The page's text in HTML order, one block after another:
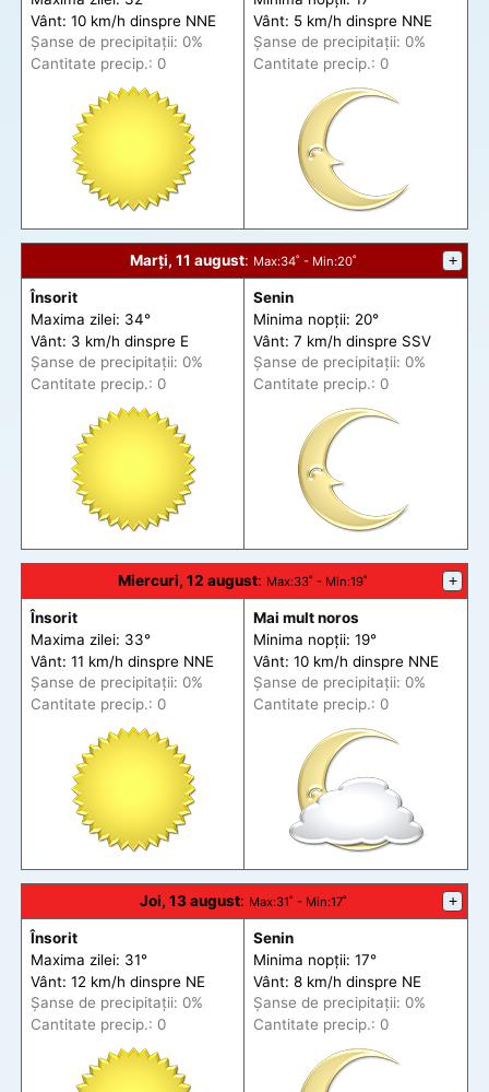
Vânt: 10 km/h dinspre NNE
Șanse de precipitații: 0%
Cantitate precip.: 0
Vânt: 5 km/h dinspre NNE
Șanse de precipitații: 0%
Cantitate precip.: 0
Marți, 11 august: Max:34˚ - Min:20˚ +
Însorit
Maxima zilei: 34°
Vânt: 3 km/h dinspre E
Șanse de precipitații: 0%
Cantitate precip.: 0
Senin
Minima nopții: 20°
Vânt: 7 km/h dinspre SSV
Șanse de precipitații: 0%
Cantitate precip.: 0
Miercuri, 12 august: Max:33˚ - Min:19˚ +
Însorit
Maxima zilei: 33°
Vânt: 11 km/h dinspre NNE
Șanse de precipitații: 0%
Cantitate precip.: 0
Mai mult noros
Minima nopții: 19°
Vânt: 10 km/h dinspre NNE
Șanse de precipitații: 0%
Cantitate precip.: 0
Joi, 13 august: Max:31˚ - Min:17˚ +
Însorit
Maxima zilei: 31°
Vânt: 12 km/h dinspre NE
Șanse de precipitații: 0%
Cantitate precip.: 0
Senin
Minima nopții: 17°
Vânt: 8 km/h dinspre NE
Șanse de precipitații: 0%
Cantitate precip.: 0